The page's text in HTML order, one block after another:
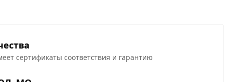
сертификаты соответствия и гарантию